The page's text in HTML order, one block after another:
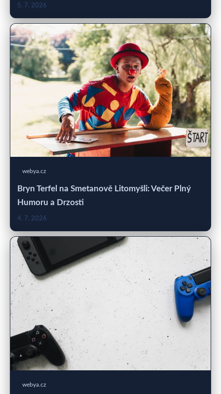
5. 7. 2026
webya.cz
Bryn Terfel na Smetanově Litomyšli: Večer Plný
Humoru a Drzosti
4. 7. 2026
webya.cz